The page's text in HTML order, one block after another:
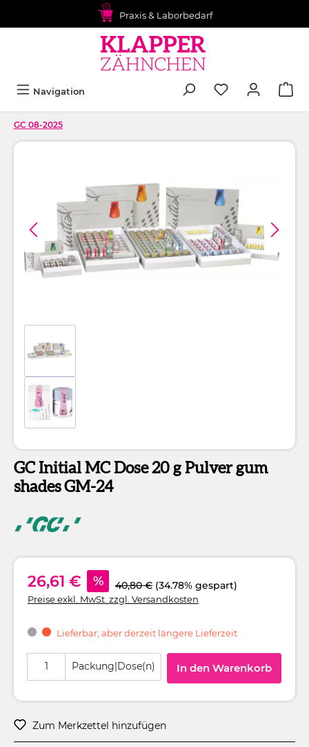
Praxis & Laborbedarf
Navigation
GC 08-2025
GC Initial MC Dose 20 g Pulver gum
shades GM-24
26,61 € % 40,80 € (34.78% gespart)
Preise exkl. MwSt. zzgl. Versandkosten
Lieferbar, aber derzeit längere Lieferzeit
Packung|Dose(n) In den Warenkorb
Zum Merkzettel hinzufügen